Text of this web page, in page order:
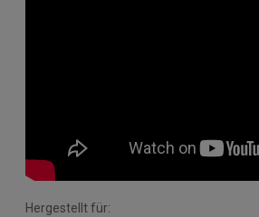
Hergestellt für: